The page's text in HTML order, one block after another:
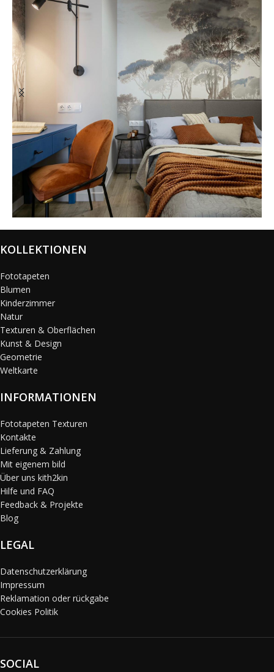
@karols_interiors
KOLLEKTIONEN
Fototapeten
Blumen
Kinderzimmer
Natur
Texturen & Oberflächen
Kunst & Design
Geometrie
Weltkarte
INFORMATIONEN
Fototapeten Texturen
Kontakte
Lieferung & Zahlung
Mit eigenem bild
Über uns kith2kin
Hilfe und FAQ
Feedback & Projekte
Blog
LEGAL
Datenschutzerklärung
Impressum
Reklamation oder rückgabe
Cookies Politik
SOCIAL